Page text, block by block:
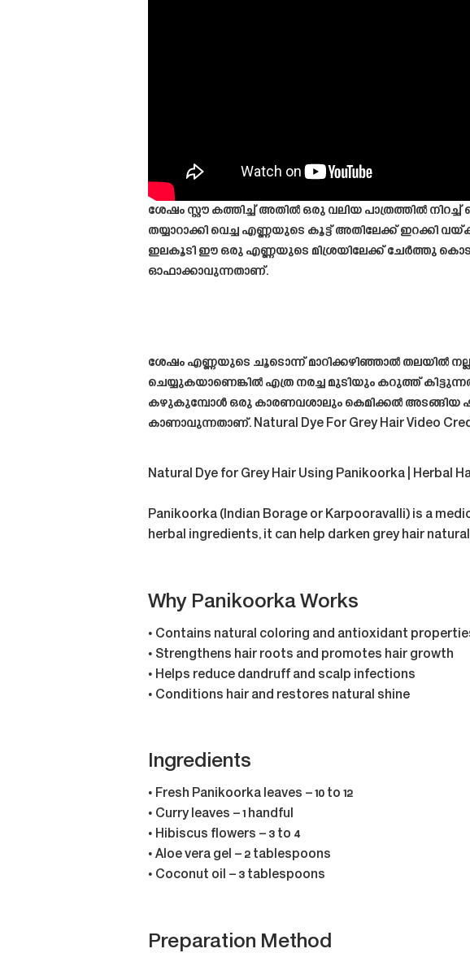
ശേഷം സ്റ്റൗ കത്തിച്ച് അതിൽ ഒരു വലിയ പാത്രത്തിൽ
തയ്യാറാക്കി വെച്ച എണ്ണയുടെ കൂട്ട് അതിലേക്ക്
ഇലകൂടി ഈ ഒരു എണ്ണയുടെ മിശ്രയിലേക്ക് ചേർത്തു
ഓഫാക്കാവുന്നതാണ്.
ശേഷം എണ്ണയുടെ ചൂടൊന്ന് മാറിക്കഴിഞ്ഞാൽ തലയിൽ
ചെയ്യുകയാണെങ്കിൽ എത്ര നരച്ച മുടിയും കറുത്ത്
കഴുകുമ്പോൾ ഒരു കാരണവശാലും കെമിക്കൽ അടങ്ങിയ
കാണാവുന്നതാണ്. Natural Dye For Grey Hair Video
Natural Dye for Grey Hair Using Panikoorka | Herbal
Panikoorka (Indian Borage or Karpooravalli) is a
herbal ingredients, it can help darken grey hair
Why Panikoorka Works
• Contains natural coloring and antioxidant
• Strengthens hair roots and promotes hair growth
• Helps reduce dandruff and scalp infections
• Conditions hair and restores natural shine
Ingredients
• Fresh Panikoorka leaves – 10 to 12
• Curry leaves – 1 handful
• Hibiscus flowers – 3 to 4
• Aloe vera gel – 2 tablespoons
• Coconut oil – 3 tablespoons
Preparation Method